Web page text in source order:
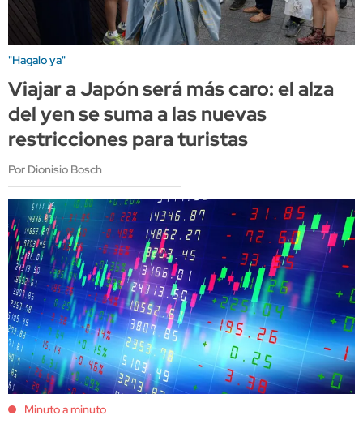
"Hagalo ya"
Viajar a Japón será más caro: el alza
del yen se suma a las nuevas
restricciones para turistas
Por Dionisio Bosch
Minuto a minuto